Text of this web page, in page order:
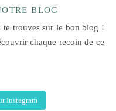
BLOG
te trouves sur le bon blog !
chaque recoin de ce
Instagram